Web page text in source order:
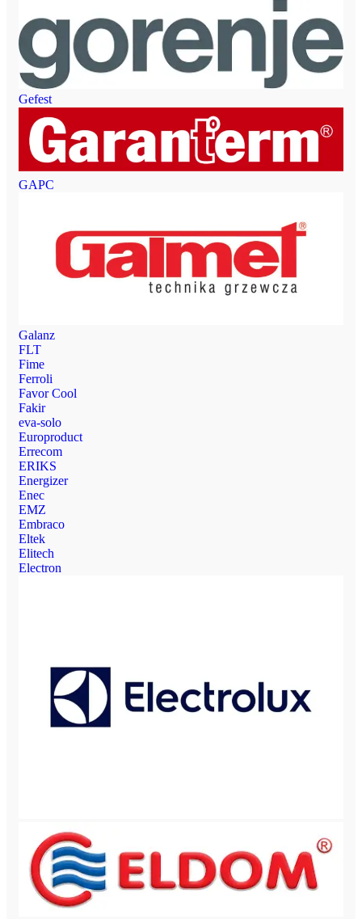
Gefest
GAPC
Galanz
FLT
Fime
Ferroli
Favor Cool
Fakir
eva-solo
Europroduct
Errecom
ERIKS
Energizer
Enec
EMZ
Embraco
Eltek
Elitech
Electron